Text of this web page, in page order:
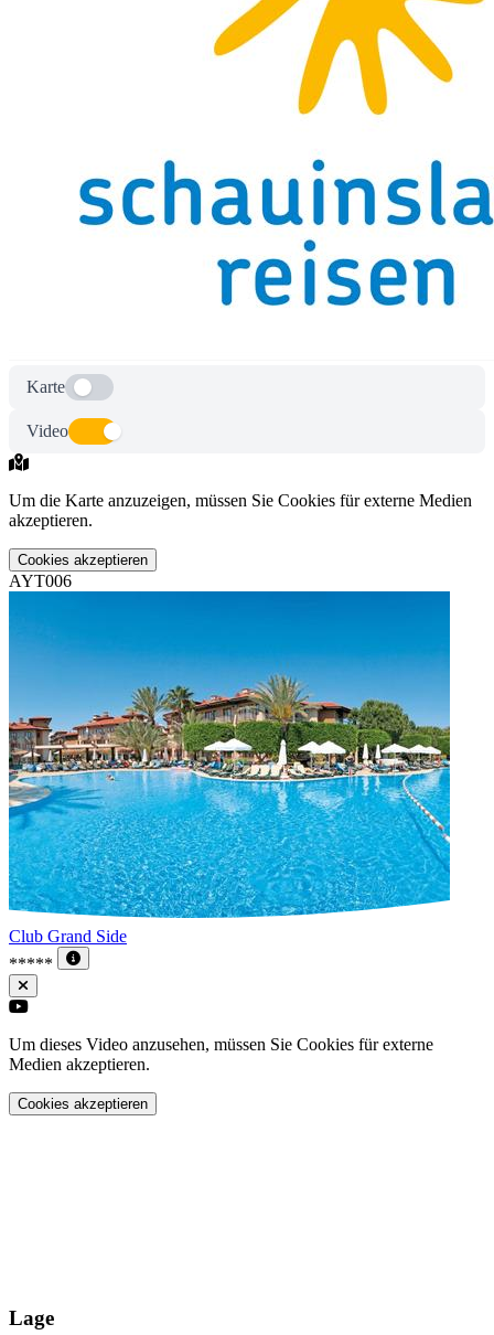
Karte
Video
Um die Karte anzuzeigen, müssen Sie Cookies für externe Medien
akzeptieren.
Cookies akzeptieren
AYT006
Club Grand Side
*****
Um dieses Video anzusehen, müssen Sie Cookies für externe
Medien akzeptieren.
Cookies akzeptieren
Lage